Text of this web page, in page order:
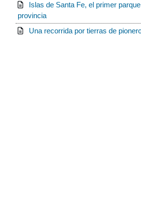
Islas de Santa Fe, el primer
provincia
Una recorrida por tierras de